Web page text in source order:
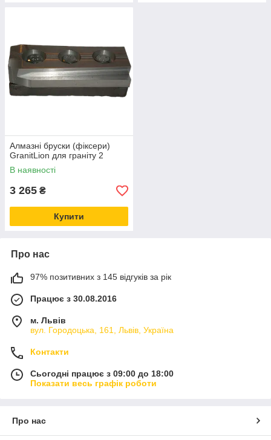
Алмазні бруски (фіксери)
GranitLion для граніту 2
В наявності
3 265 ₴
Купити
Про нас
97% позитивних з 145 відгуків за рік
Працює з 30.08.2016
м. Львів
вул. Городоцька, 161, Львів, Україна
Контакти
Сьогодні працює з 09:00 до 18:00
Показати весь графік роботи
Про нас